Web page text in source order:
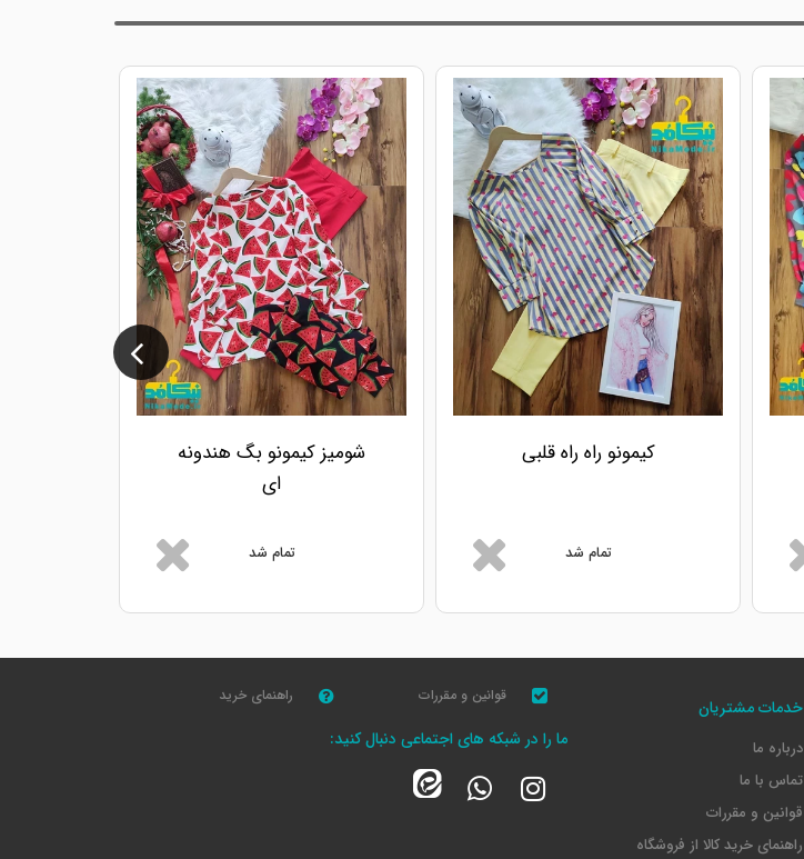
کیمونو راه راه قلبی
تمام شد
شومیز کیمونو بگ هندونه
ای
تمام شد
خدمات مشتریان
درباره ما
تماس با ما
قوانین و مقررات
راهنمای خرید کالا از فروشگاه
قوانین و مقررات راهنمای خرید
ما را در شبکه های اجتماعی دنبال کنید: